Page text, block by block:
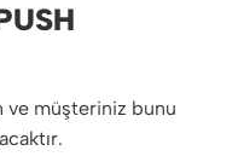
ve müşteriniz bunu